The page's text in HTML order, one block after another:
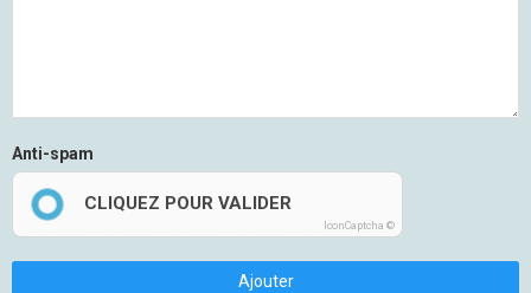
Anti-spam
CLIQUEZ POUR VALIDER
IconCaptcha ©
Ajouter